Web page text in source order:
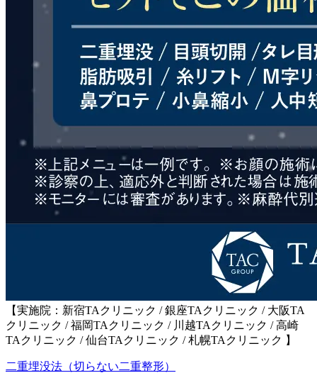
【実施院：新宿TAクリニック / 銀座TAクリニック / 大阪TA
クリニック / 福岡TAクリニック / 川越TAクリニック / 高崎
TAクリニック / 仙台TAクリニック / 札幌TAクリニック 】
二重埋没法（切らない二重整形）